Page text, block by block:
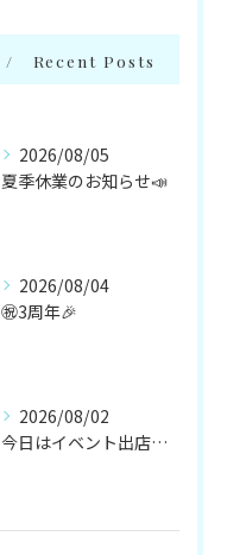
Recent Posts
2026/08/05
夏季休業のお知らせ📣
2026/08/04
㊗️3周年🎉
2026/08/02
今日はイベント出店です🌻